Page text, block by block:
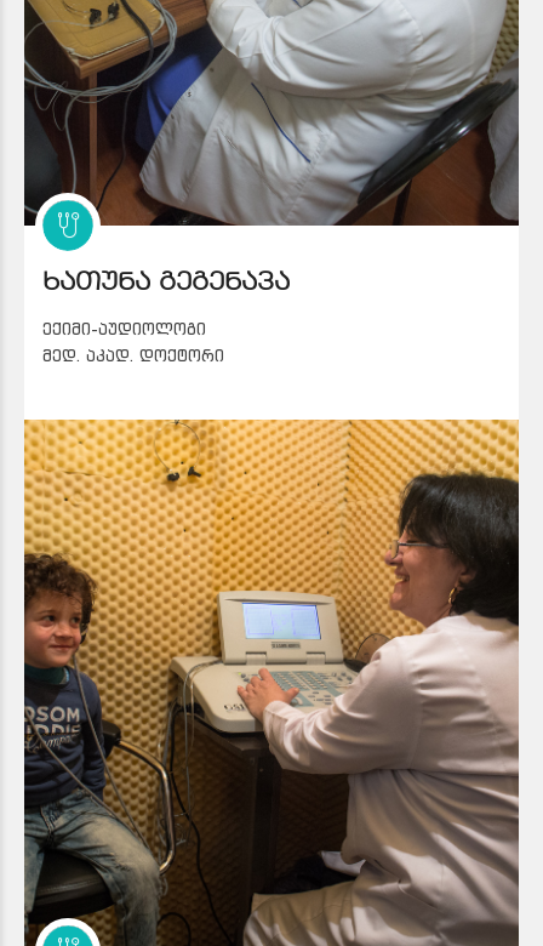
ხათუნა გეგენავა
ექიმი-აუდიოლოგი
მედ. აკად. დოქტორი